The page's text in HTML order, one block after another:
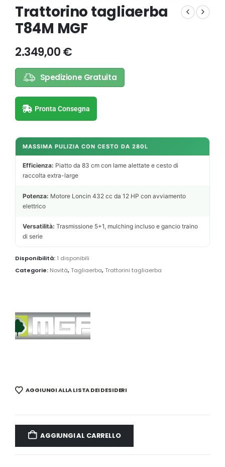
Trattorino tagliaerba
T84M MGF
2.349,00€
Spedizione Gratuita
Pronta Consegna
MASSIMA PULIZIA CON CESTO DA 280L
Efficienza: Piatto da 83 cm con lame alettate e cesto di
raccolta extra-large
Potenza: Motore Loncin 432 cc da 12 HP con avviamento
elettrico
Versatilità: Trasmissione 5+1, mulching incluso e gancio traino
di serie
Disponibilità: 1 disponibili
Categorie: Novità,Tagliaerba,Trattorini tagliaerba
AGGIUNGI ALLA LISTA DEI DESIDERI
AGGIUNGI AL CARRELLO